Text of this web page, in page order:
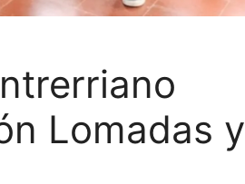
Lomadas y